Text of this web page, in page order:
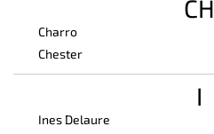
CH
Charro
Chester
I
Ines Delaure